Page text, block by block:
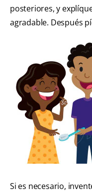
posteriores, y
agradable. Después
Si es necesario,